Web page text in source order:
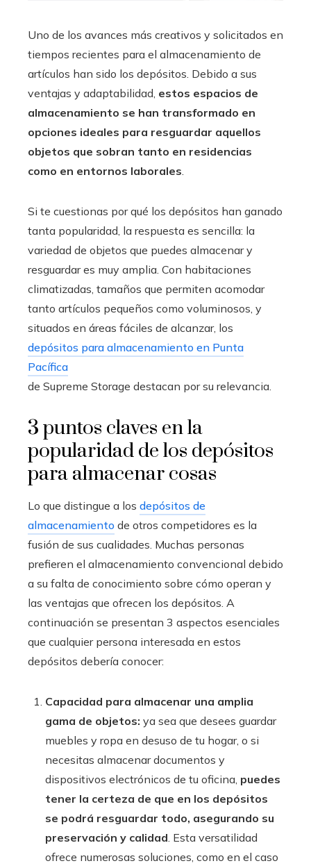
Uno de los avances más creativos y solicitados en
tiempos recientes para el almacenamiento de
artículos han sido los depósitos. Debido a sus
ventajas y adaptabilidad, estos espacios de
almacenamiento se han transformado en
opciones ideales para resguardar aquellos
objetos que sobran tanto en residencias
como en entornos laborales
Si te cuestionas por qué los depósitos han ganado
tanta popularidad, la respuesta es sencilla: la
variedad de objetos que puedes almacenar y
resguardar es muy amplia. Con habitaciones
climatizadas, tamaños que permiten acomodar
tanto artículos pequeños como voluminosos, y
situados en áreas fáciles de alcanzar, los
depósitos para almacenamiento en Punta
Pacífica
de Supreme Storage destacan por su relevancia.
3 puntos claves en la
popularidad de los depósitos
para almacenar cosas
Lo que distingue a los depósitos de
almacenamiento de otros competidores es la
fusión de sus cualidades. Muchas personas
prefieren el almacenamiento convencional debido
a su falta de conocimiento sobre cómo operan y
las ventajas que ofrecen los depósitos. A
continuación se presentan 3 aspectos esenciales
que cualquier persona interesada en estos
depósitos debería conocer:
Capacidad para almacenar una amplia
gama de objetos: ya sea que desees guardar
muebles y ropa en desuso de tu hogar, o si
necesitas almacenar documentos y
dispositivos electrónicos de tu oficina, puedes
tener la certeza de que en los depósitos
se podrá resguardar todo, asegurando su
preservación y calidad . Esta versatilidad
ofrece numerosas soluciones, como en el caso